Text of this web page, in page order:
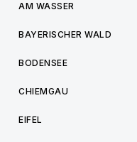
AM WASSER
BAYERISCHER WALD
BODENSEE
CHIEMGAU
EIFEL